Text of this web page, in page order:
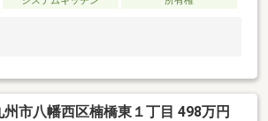
市八幡西区楠橋東１丁目 498万円